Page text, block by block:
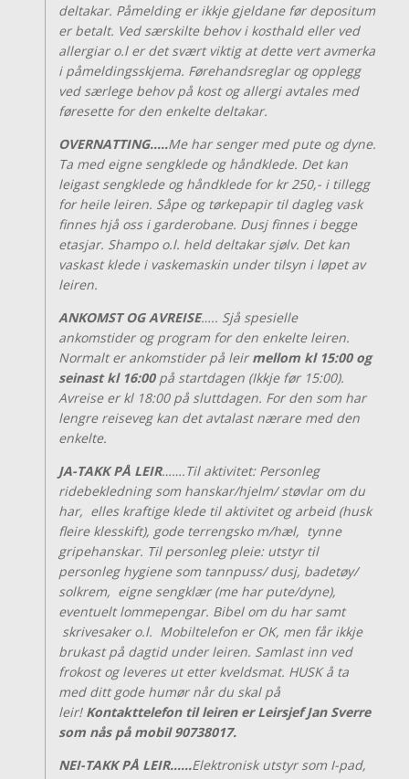
deltakar. Påmelding er ikkje gjeldane før depositum
er betalt. Ved særskilte behov i kosthald eller ved
allergiar o.l er det svært viktig at dette vert avmerka
i påmeldingsskjema. Førehandsreglar og opplegg
ved særlege behov på kost og allergi avtales med
føresette for den enkelte deltakar.
OVERNATTING…..Me har senger med pute og dyne.
Ta med eigne sengklede og håndklede. Det kan
leigast sengklede og håndklede for kr 250,- i tillegg
for heile leiren. Såpe og tørkepapir til dagleg vask
finnes hjå oss i garderobane. Dusj finnes i begge
etasjar. Shampo o.l. held deltakar sjølv. Det kan
vaskast klede i vaskemaskin under tilsyn i løpet av
leiren.
ANKOMST OG AVREISE….. Sjå spesielle
ankomstider og program for den enkelte leiren.
Normalt er ankomstider på leir mellom kl 15:00 og
seinast kl 16:00på startdagen (Ikkje før 15:00).
Avreise er kl 18:00 på sluttdagen. For den som har
lengre reiseveg kan det avtalast nærare med den
enkelte.
JA-TAKK PÅ LEIR…….Til aktivitet: Personleg
ridebekledning som hanskar/hjelm/ støvlar om du
har, elles kraftige klede til aktivitet og arbeid (husk
fleire klesskift), gode terrengsko m/hæl, tynne
gripehanskar. Til personleg pleie: utstyr til
personleg hygiene som tannpuss/ dusj, badetøy/
solkrem, eigne sengklær (me har pute/dyne),
eventuelt lommepengar. Bibel om du har samt
skrivesaker o.l. Mobiltelefon er OK, men får ikkje
brukast på dagtid under leiren. Samlast inn ved
frokost og leveres ut etter kveldsmat. HUSK å ta
med ditt gode humør når du skal på
leir! Kontakttelefon til leiren er Leirsjef Jan Sverre
som nås på mobil 90738017.
NEI-TAKK PÅ LEIR……Elektronisk utstyr som I-pad,